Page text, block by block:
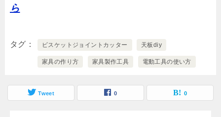
ら
タグ ビスケットジョイントカッター 天板diy
家具の作り方 家具製作工具 電動工具の使い方
Tweet 0 0